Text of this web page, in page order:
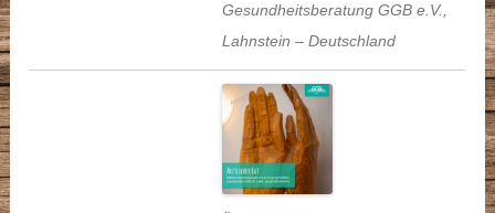
Gesundheitsberatung GGB e.V.,
Lahnstein –Deutschland